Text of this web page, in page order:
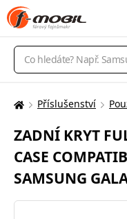
Vyhledávání
Zde
nacházíte:
Příslušenství
ZADNÍ KRYT
CASE
SAMSUNG